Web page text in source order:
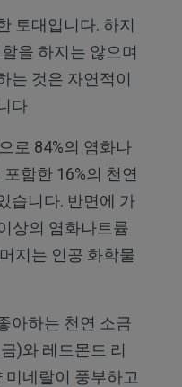
토대입니다. 하지
을 하지는 않으며
는 것은 자연적이
다
로 84%의 염화나
함한 16%의 천연
습니다. 반면에 가
상의 염화나트륨
지는 인공 화학물
아하는 천연 소금
)와 레드몬드 리
미네랄이 풍부하고